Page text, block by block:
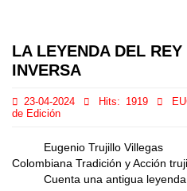
LA LEYENDA DEL
INVERSA
23-04-2024 Hits: 1919
de Edición
Eugenio Trujillo Villegas
Colombiana Tradición y Acción
Cuenta una antigua leyenda